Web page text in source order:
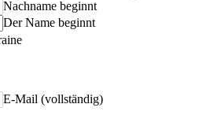
Nachname beginnt
Der Name beginnt
E-Mail (vollständig)